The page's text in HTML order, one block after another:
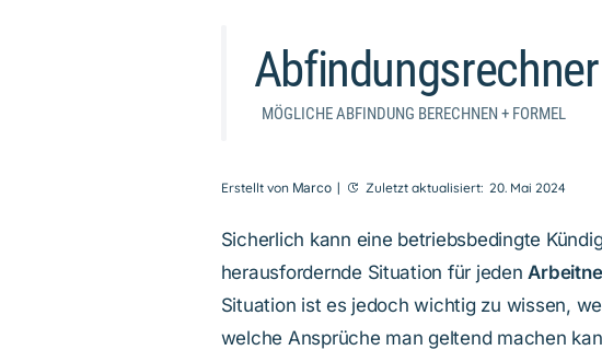
Abfindungsrechner
MÖGLICHE ABFINDUNG BERECHNEN + FORMEL
Erstellt von Marco | Zuletzt aktualisiert: 20. Mai 2024
Sicherlich kann eine betriebsbedingte
herausfordernde Situation für jeden
Situation ist es jedoch wichtig zu wissen,
welche Ansprüche man geltend machen